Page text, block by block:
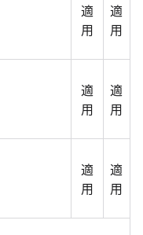
適
用
適
用
適
用
適
用
適
用
適
用